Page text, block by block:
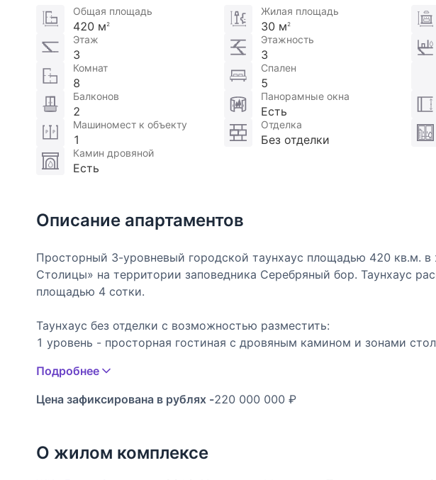
Общая площадь
420 м 2
Жилая площадь
30 м 2
Этаж
3
Этажность
3
Комнат
8
Спален
5
Балконов
2
Панорамные окна
Есть
Машиномест к объекту
1
Отделка
Без отделки
Камин дровяной
Есть
Описание апартаментов
Просторный 3-уровневый городской таунхаус площадью 420 кв.м.
Столицы» на территории заповедника Серебряный бор. Таунхаус
площадью 4 сотки.
Таунхаус без отделки с возможностью разместить:
1 уровень - просторная гостиная с дровяным камином и зонами
2 уровень – 2 мастер-спальни с гардеробными и санузлами, холл;
3 уровень - детская спальня с санузлом и гардеробной, вторая
балкон, санузел, игровая или комната няни, холл;
котельная.
Подробнее
Цена зафиксирована в рублях -220 000 000 ₽
О жилом комплексе